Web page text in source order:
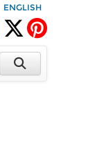
ENGLISH